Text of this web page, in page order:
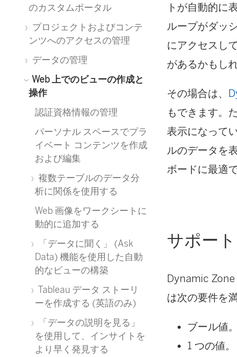
のカスタムポータル
プロジェクトおよびコンテ
ンツへのアクセスの管理
データの管理
Web 上でのビューの作成と
操作
認証資格情報の管理
パーソナル スペースでプラ
イベート コンテンツを作成
および編集
複数テーブルのデータ分
析に関係を使用する
Web 画像をワークシートに
動的に追加する
「データに聞く」 (Ask
Data) 機能を使用した自動
的なビューの構築
Tableau データ ストーリ
ーを作成する (英語のみ)
「データの説明を見る」
を使用して、インサイトを
より早く発見する
トが自動的に
ループがダッ
にアクセスし
があるかもし
その場合は、
もできます。
表示になって
ルのデータを
ボードに最適で
サポー
Dynamic
は次の要件を
ブール値。
1 つの値。